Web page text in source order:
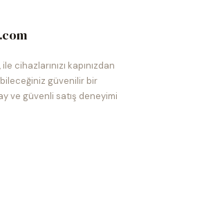
cihazlarınızı kapınızdan
güvenilir bir
ve güvenli satış deneyimi